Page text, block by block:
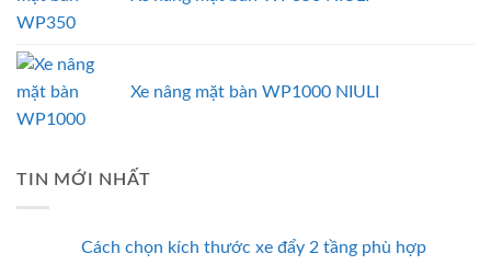
Xe nâng mặt bàn WP1000 NIULI
TIN MỚI NHẤT
Cách chọn kích thước xe đẩy 2 tầng phù hợp